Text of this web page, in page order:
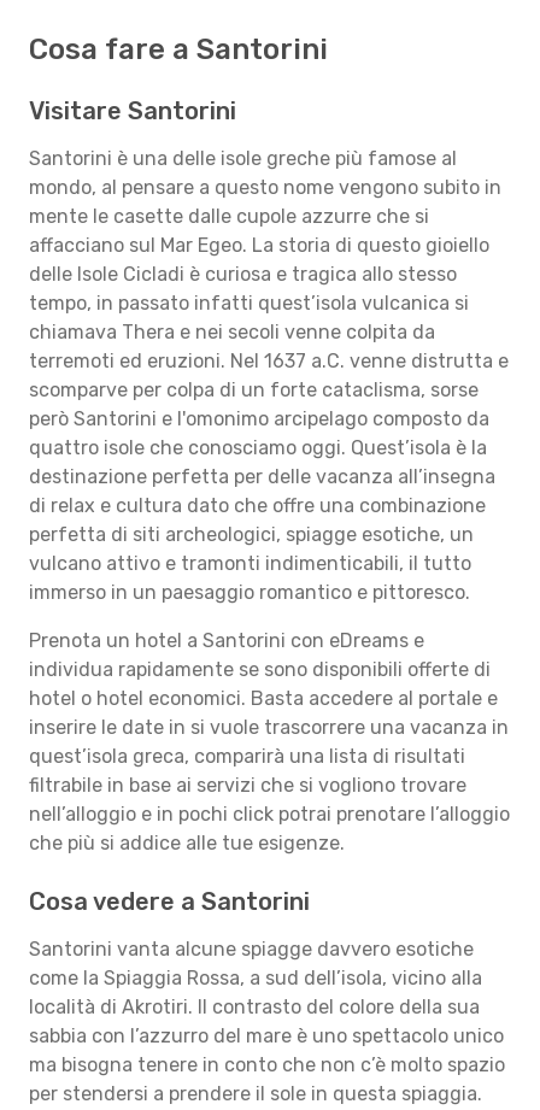
Cosa fare a Santorini
Visitare Santorini
Santorini è una delle isole greche più famose al
mondo, al pensare a questo nome vengono subito in
mente le casette dalle cupole azzurre che si
affacciano sul Mar Egeo. La storia di questo gioiello
delle Isole Cicladi è curiosa e tragica allo stesso
tempo, in passato infatti quest’isola vulcanica si
chiamava Thera e nei secoli venne colpita da
terremoti ed eruzioni. Nel 1637 a.C. venne distrutta e
scomparve per colpa di un forte cataclisma, sorse
però Santorini e l'omonimo arcipelago composto da
quattro isole che conosciamo oggi. Quest’isola è la
destinazione perfetta per delle vacanza all’insegna
di relax e cultura dato che offre una combinazione
perfetta di siti archeologici, spiagge esotiche, un
vulcano attivo e tramonti indimenticabili, il tutto
immerso in un paesaggio romantico e pittoresco.
Prenota un hotel a Santorini con eDreams e
individua rapidamente se sono disponibili offerte di
hotel o hotel economici. Basta accedere al portale e
inserire le date in si vuole trascorrere una vacanza in
quest’isola greca, comparirà una lista di risultati
filtrabile in base ai servizi che si vogliono trovare
nell’alloggio e in pochi click potrai prenotare l’alloggio
che più si addice alle tue esigenze.
Cosa vedere a Santorini
Santorini vanta alcune spiagge davvero esotiche
come la Spiaggia Rossa, a sud dell’isola, vicino alla
località di Akrotiri. Il contrasto del colore della sua
sabbia con l’azzurro del mare è uno spettacolo unico
ma bisogna tenere in conto che non c’è molto spazio
per stendersi a prendere il sole in questa spiaggia.